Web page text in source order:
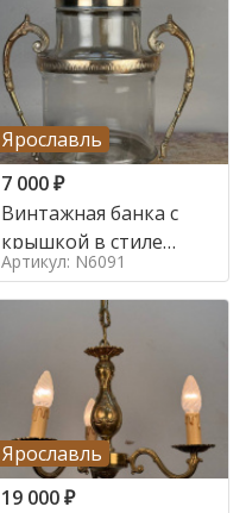
Ярославль
7 000₽
Винтажная банка с
крышкой в стиле
Италия,
Артикул: N6091
Ярославль
19 000₽